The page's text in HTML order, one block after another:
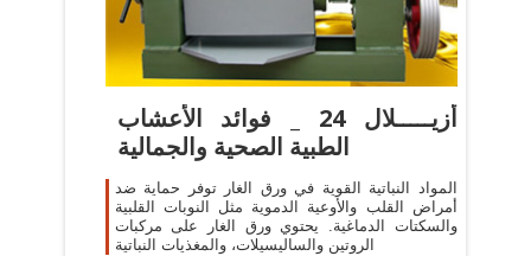
أزيـــــلال 24 _ فوائد الأعشاب
الطبية الصحية والجمالية
المواد النباتية القوية في ورق الغار توفر حماية ضد
أمراض القلب والأوعية الدموية مثل النوبات القلبية
والسكتات الدماغية. يحتوي ورق الغار على مركبات
الروتين والساليسيلات، والمغذيات النباتية